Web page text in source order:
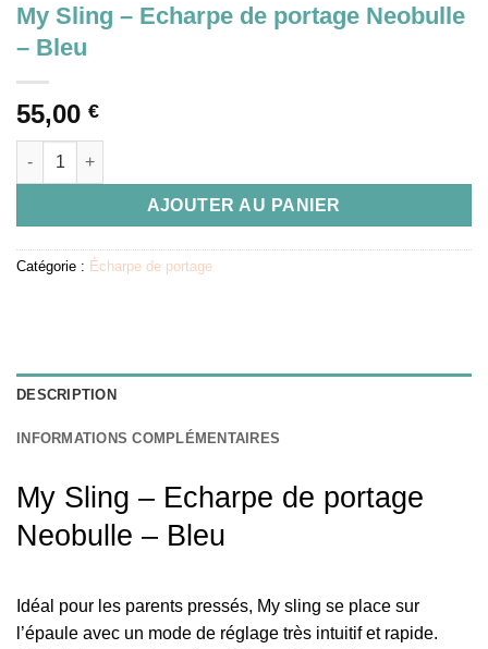
My Sling – Echarpe de portage Neobulle
– Bleu
55,00 €
quantité de My Sling – Echarpe de portage Neobulle – Bleu
AJOUTER AU PANIER
Catégorie : Écharpe de portage
DESCRIPTION
INFORMATIONS COMPLÉMENTAIRES
My Sling – Echarpe de portage
Neobulle – Bleu
Idéal pour les parents pressés, My sling se place sur
l’épaule avec un mode de réglage très intuitif et rapide.